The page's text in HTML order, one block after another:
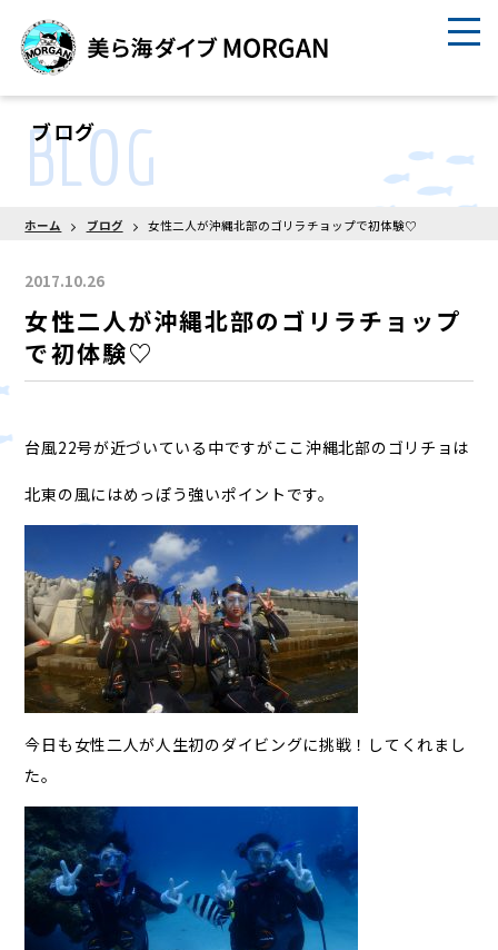
ブログ
BLOG
ホーム ブログ 女性二人が沖縄北部のゴリラチョップで初体験♡
2017.10.26
女性二人が沖縄北部のゴリラチョップ
で初体験♡
台風22号が近づいている中ですがここ沖縄北部のゴリチョは
北東の風にはめっぽう強いポイントです。
今日も女性二人が人生初のダイビングに挑戦！してくれまし
た。